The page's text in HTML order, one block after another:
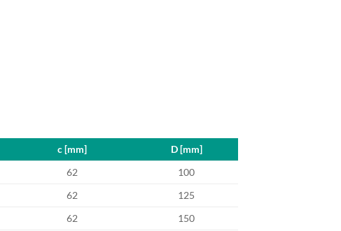
62
100
62
125
62
150
c [mm] D [mm]